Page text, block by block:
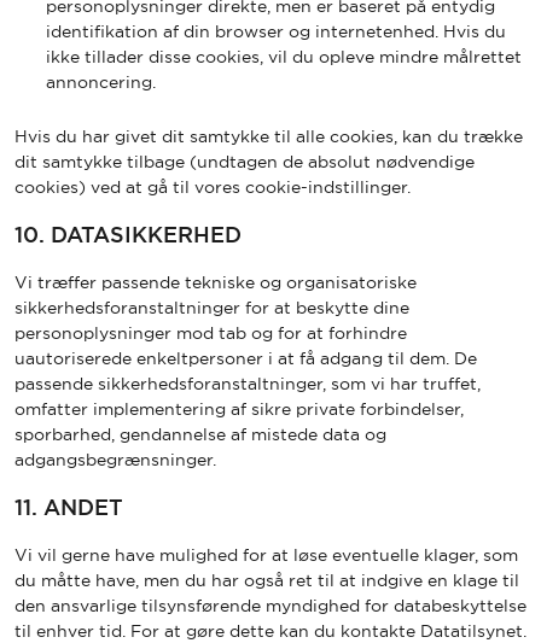
personoplysninger direkte, men er baseret på entydig
identifikation af din browser og internetenhed. Hvis du
ikke tillader disse cookies, vil du opleve mindre målrettet
annoncering.
Hvis du har givet dit samtykke til alle cookies, kan du trække
dit samtykke tilbage (undtagen de absolut nødvendige
cookies) ved at gå til vores cookie-indstillinger.
10. DATASIKKERHED
Vi træffer passende tekniske og organisatoriske
sikkerhedsforanstaltninger for at beskytte dine
personoplysninger mod tab og for at forhindre
uautoriserede enkeltpersoner i at få adgang til dem. De
passende sikkerhedsforanstaltninger, som vi har truffet,
omfatter implementering af sikre private forbindelser,
sporbarhed, gendannelse af mistede data og
adgangsbegrænsninger.
11. ANDET
Vi vil gerne have mulighed for at løse eventuelle klager, som
du måtte have, men du har også ret til at indgive en klage til
den ansvarlige tilsynsførende myndighed for databeskyttelse
til enhver tid. For at gøre dette kan du kontakte Datatilsynet.